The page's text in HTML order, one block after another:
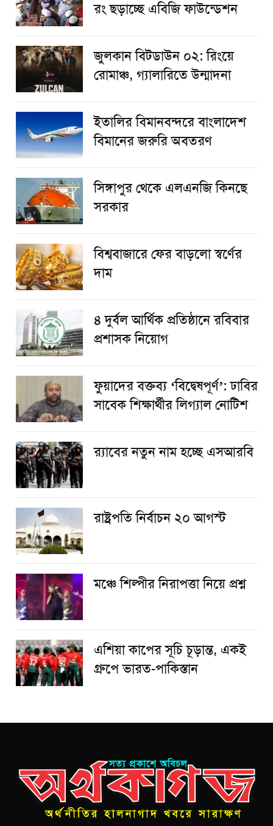
রং ছড়াচ্ছে এবিজি ফাউন্ডেশন
জুলকান বিটডাউন ০২: রিংয়ে
রোমাঞ্চ, গ্যালারিতে উন্মাদনা
ইতালির বিমানবন্দরে বাংলাদেশ
বিমানের জরুরি অবতরণ
সিঙ্গাপুর থেকে এলএনজি কিনছে
সরকার
বিশ্ববাজারে ফের বাড়লো স্বর্ণের
দাম
৪ দুর্বল আর্থিক প্রতিষ্ঠানে রবিবার
প্রশাসক নিয়োগ
ফুয়াদের বক্তব্য ‘বিদ্বেষপূর্ণ’: ঢাবির
সাবেক শিক্ষার্থীর লিগ্যাল নোটিশ
র‌্যাবের নতুন নাম হচ্ছে এসআরবি
রাষ্ট্রপতি নির্বাচন ২০ আগস্ট
​মঞ্চে শিল্পীর নিরাপত্তা নিয়ে প্রশ্ন
এশিয়া কাপের সূচি চূড়ান্ত, একই
গ্রুপে ভারত-পাকিস্তান